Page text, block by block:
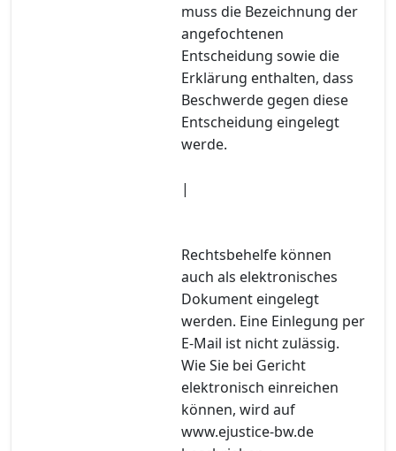
muss die Bezeichnung der
angefochtenen
Entscheidung sowie die
Erklärung enthalten, dass
Beschwerde gegen diese
Entscheidung eingelegt
werde.
|
Rechtsbehelfe können
auch als elektronisches
Dokument eingelegt
werden. Eine Einlegung per
E-Mail ist nicht zulässig.
Wie Sie bei Gericht
elektronisch einreichen
können, wird auf
www.ejustice-bw.de